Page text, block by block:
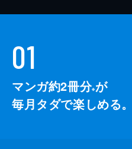
01
マンガ約2冊分※が
毎月タダで楽しめる。